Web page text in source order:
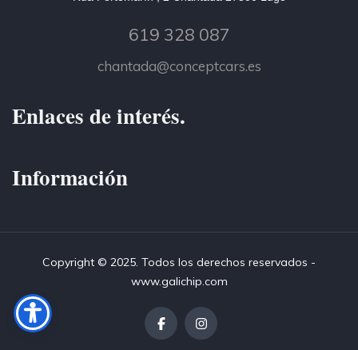
619 328 087
chantada@conceptcars.es
Enlaces de interés.
Información
Copyright © 2025. Todos los derechos reservados -
www.galichip.com